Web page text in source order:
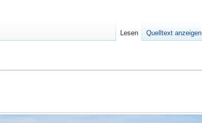
Lesen Quelltext anzeigen